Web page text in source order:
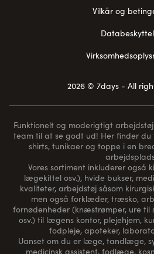
Vilkår og
2026 © 7days - All
Funktionelt og moderigtigt
team til at se godt ud! Her finder du
shirts, tunikaer og toppe i en
Vores sortiment inkluderer også
lægekittel osv.), hvide bukser,
kvaliteter, arbejdstøj såsom
men også forklæder, træsko,
fornødenheder (knæstrømper, ure til
osv.) til lægens kontor, plejehjem,
fodpleje, apoteker,
Uanset om du er læge, tandlæge,
medicinsk assistent, fodlæge,